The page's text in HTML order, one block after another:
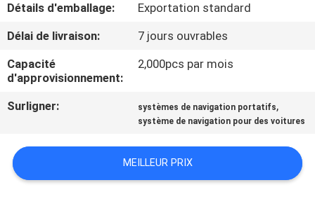
VISITE
D'USINE
CONTRÔLE
DE
CONTACTEZ-
Détails d'emballage:
Exportation standard
Délai de livraison:
7 jours ouvrables
Capacité
d'approvisionnement:
2,000pcs par mois
Surligner: systèmes de navigation portatifs,
système de navigation pour des voitures
MEILLEUR PRIX